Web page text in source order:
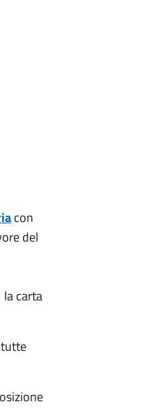
con
del
la carta